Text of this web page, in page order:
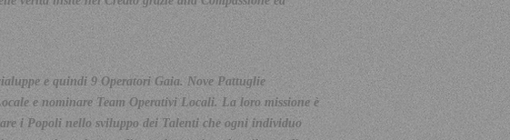
e quindi 9 Operatori Gaia. Nove Pattuglie
e nominare Team Operativi Locali. La loro missione è
i Popoli nello sviluppo dei Talenti che ogni individuo